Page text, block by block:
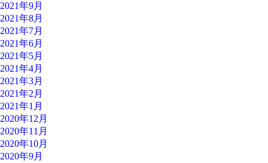
2021年9月
2021年8月
2021年7月
2021年6月
2021年5月
2021年4月
2021年3月
2021年2月
2021年1月
2020年12月
2020年11月
2020年10月
2020年9月